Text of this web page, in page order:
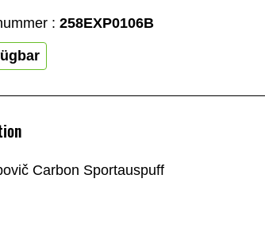
: 258EXP0106B
Carbon Sportauspuff